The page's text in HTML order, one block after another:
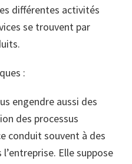
différentes activités
se trouvent par
:
engendre aussi des
des processus
conduit souvent à des
Elle suppose